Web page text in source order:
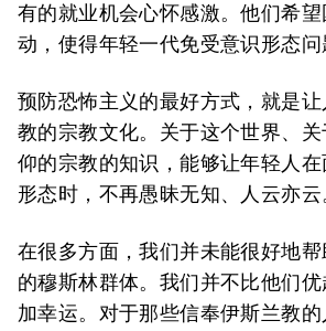
有的就业机会心怀感激。他们希
动，使得年轻一代免受意识形态问
预防恐怖主义的最好方式，就是
教的宗教文化。关于这个世界、
仰的宗教的知识，能够让年轻人
形态时，不再愚昧无知、人云亦云
在很多方面，我们并未能很好地
的穆斯林群体。我们并不比他们
加幸运。对于那些信奉伊斯兰教